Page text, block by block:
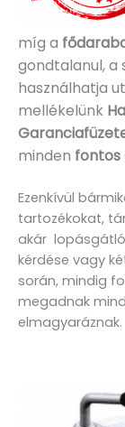
míg a
gondtalanul, a
használhatja
mellékelünk
minden fontos
Ezenkívül
tartozékokat,
akár lopásgátló
kérdése vagy
során, mindig
megadnak
elmagyaráznak.